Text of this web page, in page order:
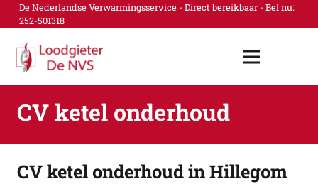
De Nederlandse Verwarmingsservice - Direct bereikbaar - Bel nu:
252-501318
CV ketel onderhoud
CV ketel onderhoud in Hillegom